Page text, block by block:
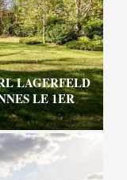
LAGERFELD
LE 1ER